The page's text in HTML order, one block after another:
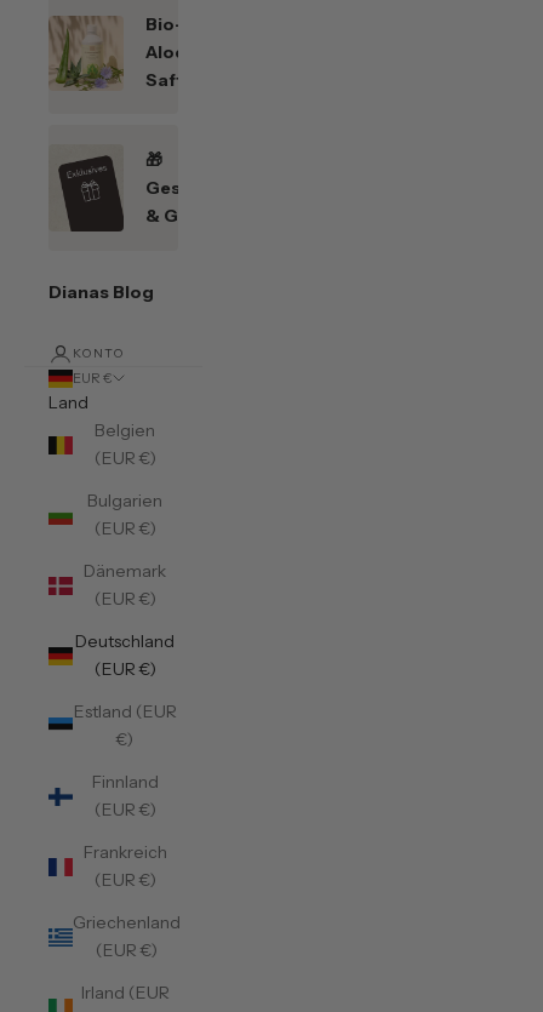
Bio-
Aloe
Saft
🎁
Geschenkefinder
& Gutscheine
Dianas Blog
KONTO
EUR €
Land
Belgien
(EUR €)
Bulgarien
(EUR €)
Dänemark
(EUR €)
Deutschland
(EUR €)
Estland (EUR
€)
Finnland
(EUR €)
Frankreich
(EUR €)
Griechenland
(EUR €)
Irland (EUR